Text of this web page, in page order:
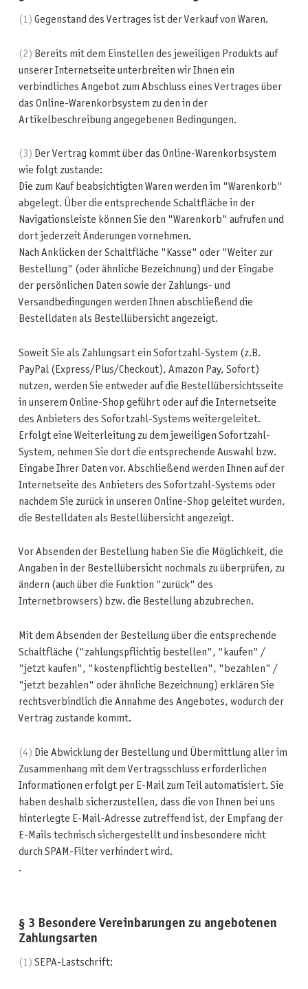
(1) Gegenstand des Vertrages ist der Verkauf von Waren.
(2) Bereits mit dem Einstellen des jeweiligen Produkts auf
unserer Internetseite unterbreiten wir Ihnen ein
verbindliches Angebot zum Abschluss eines Vertrages über
das Online-Warenkorbsystem zu den in der
Artikelbeschreibung angegebenen Bedingungen.
(3) Der Vertrag kommt über das Online-Warenkorbsystem
wie folgt zustande:
Die zum Kauf beabsichtigten Waren werden im "Warenkorb"
abgelegt. Über die entsprechende Schaltfläche in der
Navigationsleiste können Sie den "Warenkorb" aufrufen und
dort jederzeit Änderungen vornehmen.
Nach Anklicken der Schaltfläche "Kasse" oder "Weiter zur
Bestellung" (oder ähnliche Bezeichnung) und der Eingabe
der persönlichen Daten sowie der Zahlungs- und
Versandbedingungen werden Ihnen abschließend die
Bestelldaten als Bestellübersicht angezeigt.
Soweit Sie als Zahlungsart ein Sofortzahl-System (z.B.
PayPal (Express/Plus/Checkout), Amazon Pay, Sofort)
nutzen, werden Sie entweder auf die Bestellübersichtsseite
in unserem Online-Shop geführt oder auf die Internetseite
des Anbieters des Sofortzahl-Systems weitergeleitet.
Erfolgt eine Weiterleitung zu dem jeweiligen Sofortzahl-
System, nehmen Sie dort die entsprechende Auswahl bzw.
Eingabe Ihrer Daten vor. Abschließend werden Ihnen auf der
Internetseite des Anbieters des Sofortzahl-Systems oder
nachdem Sie zurück in unseren Online-Shop geleitet wurden,
die Bestelldaten als Bestellübersicht angezeigt.
Vor Absenden der Bestellung haben Sie die Möglichkeit, die
Angaben in der Bestellübersicht nochmals zu überprüfen, zu
ändern (auch über die Funktion "zurück" des
Internetbrowsers) bzw. die Bestellung abzubrechen.
Mit dem Absenden der Bestellung über die entsprechende
Schaltfläche ("zahlungspflichtig bestellen", "kaufen" /
"jetzt kaufen", "kostenpflichtig bestellen", "bezahlen" /
"jetzt bezahlen" oder ähnliche Bezeichnung) erklären Sie
rechtsverbindlich die Annahme des Angebotes, wodurch der
Vertrag zustande kommt.
(4) Die Abwicklung der Bestellung und Übermittlung aller im
Zusammenhang mit dem Vertragsschluss erforderlichen
Informationen erfolgt per E-Mail zum Teil automatisiert. Sie
haben deshalb sicherzustellen, dass die von Ihnen bei uns
hinterlegte E-Mail-Adresse zutreffend ist, der Empfang der
E-Mails technisch sichergestellt und insbesondere nicht
durch SPAM-Filter verhindert wird.
.
§ 3 Besondere Vereinbarungen zu angebotenen
Zahlungsarten
(1) SEPA-Lastschrift: